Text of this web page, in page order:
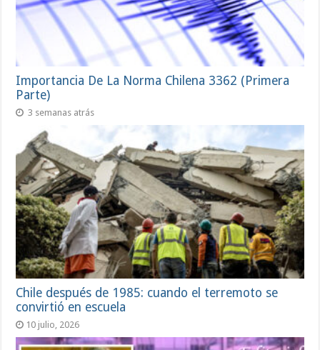
Importancia De La Norma Chilena 3362 (Primera
Parte)
3 semanas atrás
Chile después de 1985: cuando el terremoto se
convirtió en escuela
10 julio, 2026